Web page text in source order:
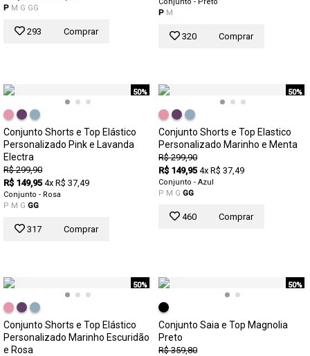
P M G GG
293 Comprar
P M
320 Comprar
50%
Conjunto Shorts e Top Elástico
Personalizado Pink e Lavanda
Electra
R$ 299,90
R$ 149,95 4x R$ 37,49
Conjunto - Rosa
P M G GG
317 Comprar
50%
Conjunto Shorts e Top Elastico
Personalizado Marinho e Menta
R$ 299,90
R$ 149,95 4x R$ 37,49
Conjunto - Azul
P M G GG
460 Comprar
50%
Conjunto Shorts e Top Elástico
Personalizado Marinho Escuridão
e Rosa
50%
Conjunto Saia e Top Magnolia
Preto
R$ 359,80